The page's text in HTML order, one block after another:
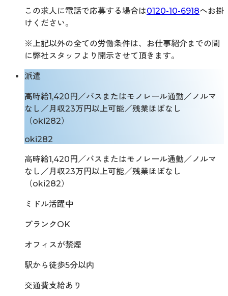
この求人に電話で応募する場合は0120-10-6918へお掛
けください。
※上記以外の全ての労働条件は、お仕事紹介までの間
に弊社スタッフより開示させて頂きます。
派遣
高時給1,420円／バスまたはモノレール通勤／ノルマ
なし／月収23万円以上可能／残業ほぼなし
（oki282）
oki282
高時給1,420円／バスまたはモノレール通勤／ノルマ
なし／月収23万円以上可能／残業ほぼなし
（oki282）
ミドル活躍中
ブランクOK
オフィスが禁煙
駅から徒歩5分以内
交通費支給あり